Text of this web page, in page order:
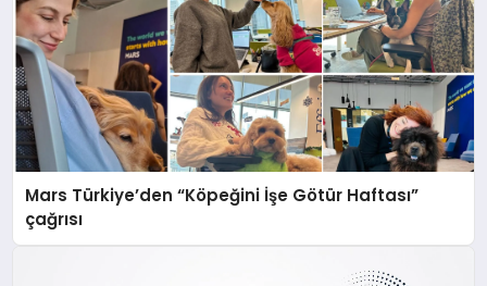
Mars Türkiye’den “Köpeğini İşe Götür Haftası”
çağrısı